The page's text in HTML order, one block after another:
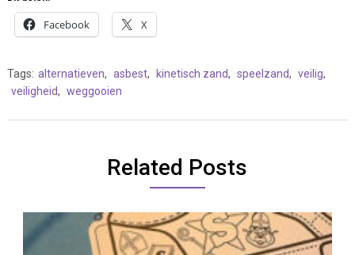
Facebook X
Tags: alternatieven, asbest, kinetisch zand, speelzand, veilig,
veiligheid, weggooien
Related Posts